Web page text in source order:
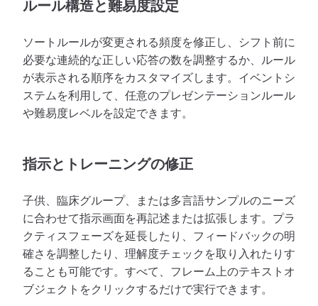
ルール構造と難易度設定
ソートルールが変更される頻度を修正し、シフト前に
必要な連続的な正しい応答の数を調整するか、ルール
が表示される順序をカスタマイズします。イベントシ
ステムを利用して、任意のプレゼンテーションルール
や難易度レベルを設定できます。
指示とトレーニングの修正
子供、臨床グループ、または多言語サンプルのニーズ
に合わせて指示画面を再記述または拡張します。プラ
クティスフェーズを延長したり、フィードバックの明
確さを調整したり、理解度チェックを取り入れたりす
ることも可能です。すべて、フレーム上のテキストオ
ブジェクトをクリックするだけで実行できます。